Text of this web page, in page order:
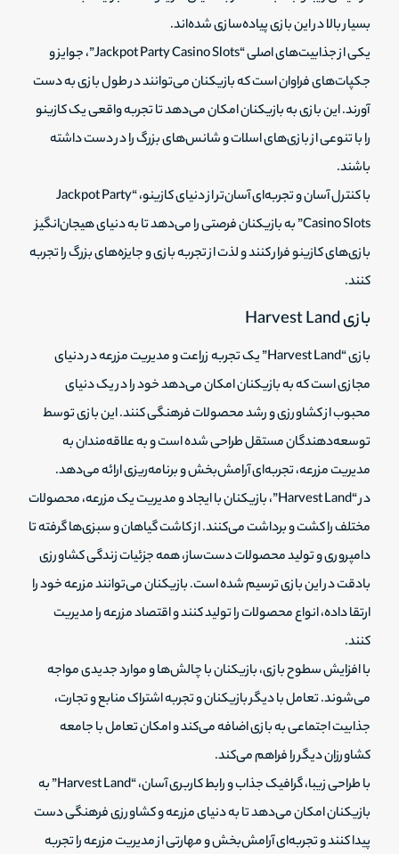
بسیار بالا در این بازی پیاده‌سازی شده‌اند.
یکی از جذابیت‌های اصلی “Jackpot Party Casino Slots”، جوایز و
جکپات‌های فراوان است که بازیکنان می‌توانند در طول بازی به دست
آورند. این بازی به بازیکنان امکان می‌دهد تا تجربه واقعی یک کازینو
را با تنوعی از بازی‌های اسلات و شانس‌های بزرگ را در دست داشته
باشند.
با کنترل آسان و تجربه‌ای آسان‌تر از دنیای کازینو، “Jackpot Party
Casino Slots” به بازیکنان فرصتی را می‌دهد تا به دنیای هیجان‌انگیز
بازی‌های کازینو فرار کنند و لذت از تجربه بازی و جایزه‌های بزرگ را تجربه
کنند.
بازی Harvest Land
بازی “Harvest Land” یک تجربه زراعت و مدیریت مزرعه در دنیای
مجازی است که به بازیکنان امکان می‌دهد خود را در یک دنیای
محبوب از کشاورزی و رشد محصولات فرهنگی کنند. این بازی توسط
توسعه‌دهندگان مستقل طراحی شده است و به علاقه‌مندان به
مدیریت مزرعه، تجربه‌ای آرامش‌بخش و برنامه‌ریزی ارائه می‌دهد.
در “Harvest Land”، بازیکنان با ایجاد و مدیریت یک مزرعه، محصولات
مختلف را کشت و برداشت می‌کنند. از کاشت گیاهان و سبزی‌ها گرفته تا
دامپروری و تولید محصولات دست‌ساز، همه جزئیات زندگی کشاورزی
بادقت در این بازی ترسیم شده است. بازیکنان می‌توانند مزرعه خود را
ارتقا داده، انواع محصولات را تولید کنند و اقتصاد مزرعه را مدیریت
کنند.
با افزایش سطوح بازی، بازیکنان با چالش‌ها و موارد جدیدی مواجه
می‌شوند. تعامل با دیگر بازیکنان و تجربه اشتراک منابع و تجارت،
جذابیت اجتماعی به بازی اضافه می‌کند و امکان تعامل با جامعه
کشاورزان دیگر را فراهم می‌کند.
با طراحی زیبا، گرافیک جذاب و رابط کاربری آسان، “Harvest Land” به
بازیکنان امکان می‌دهد تا به دنیای مزرعه و کشاورزی فرهنگی دست
پیدا کنند و تجربه‌ای آرامش‌بخش و مهارتی از مدیریت مزرعه را تجربه